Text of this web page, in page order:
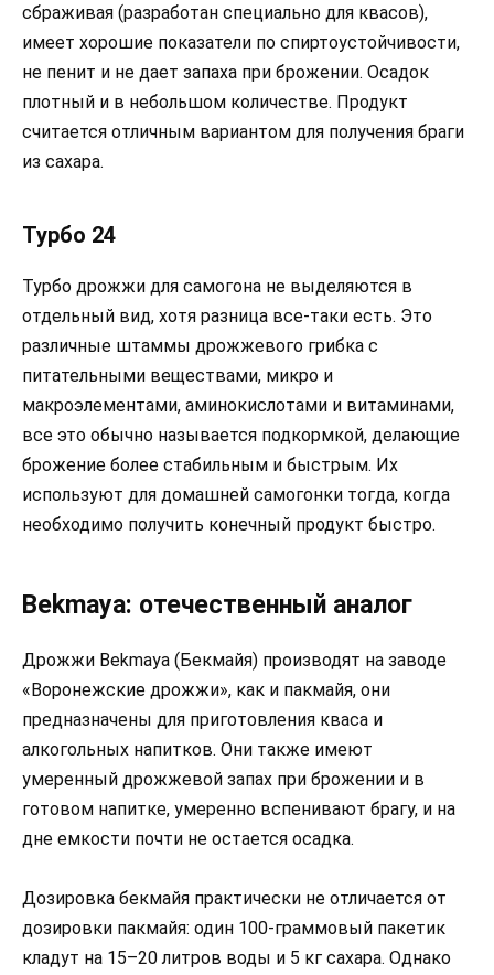
сбраживая (разработан специально для квасов),
имеет хорошие показатели по спиртоустойчивости,
не пенит и не дает запаха при брожении. Осадок
плотный и в небольшом количестве. Продукт
считается отличным вариантом для получения браги
из сахара.
Турбо 24
Турбо дрожжи для самогона не выделяются в
отдельный вид, хотя разница все-таки есть. Это
различные штаммы дрожжевого грибка с
питательными веществами, микро и
макроэлементами, аминокислотами и витаминами,
все это обычно называется подкормкой, делающие
брожение более стабильным и быстрым. Их
используют для домашней самогонки тогда, когда
необходимо получить конечный продукт быстро.
Bekmaya: отечественный аналог
Дрожжи Bekmaya (Бекмайя) производят на заводе
«Воронежские дрожжи», как и пакмайя, они
предназначены для приготовления кваса и
алкогольных напитков. Они также имеют
умеренный дрожжевой запах при брожении и в
готовом напитке, умеренно вспенивают брагу, и на
дне емкости почти не остается осадка.
Дозировка бекмайя практически не отличается от
дозировки пакмайя: один 100-граммовый пакетик
кладут на 15–20 литров воды и 5 кг сахара. Однако